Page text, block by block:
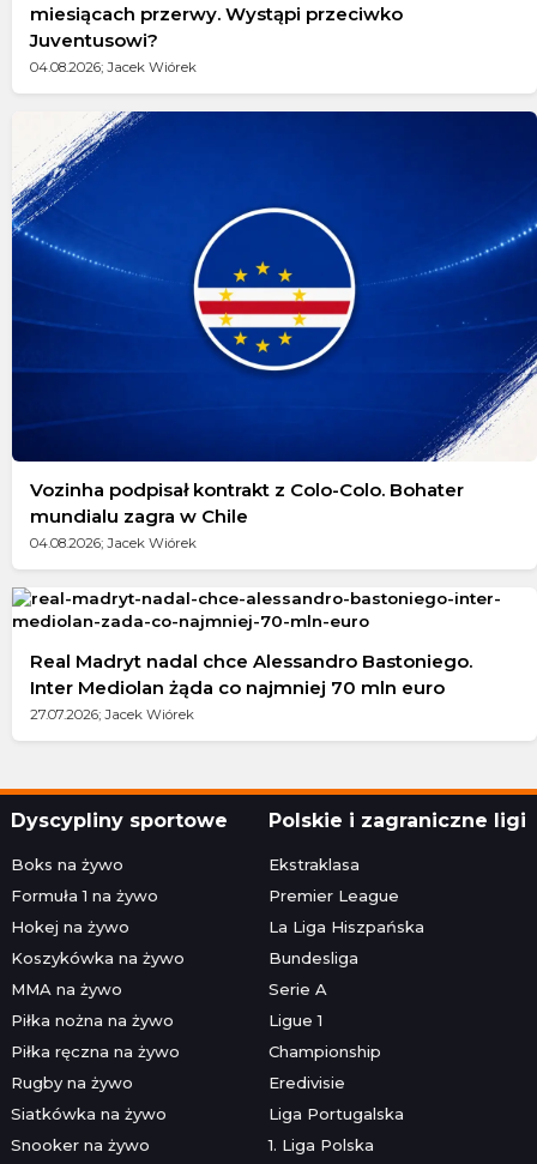
miesiącach przerwy. Wystąpi przeciwko
Juventusowi?
04.08.2026; Jacek Wiórek
Vozinha podpisał kontrakt z Colo-Colo. Bohater
mundialu zagra w Chile
04.08.2026; Jacek Wiórek
Real Madryt nadal chce Alessandro Bastoniego.
Inter Mediolan żąda co najmniej 70 mln euro
27.07.2026; Jacek Wiórek
Dyscypliny sportowe
Boks na żywo
Formuła 1 na żywo
Hokej na żywo
Koszykówka na żywo
MMA na żywo
Piłka nożna na żywo
Piłka ręczna na żywo
Rugby na żywo
Siatkówka na żywo
Snooker na żywo
Polskie i zagraniczne ligi
Ekstraklasa
Premier League
La Liga Hiszpańska
Bundesliga
Serie A
Ligue 1
Championship
Eredivisie
Liga Portugalska
1. Liga Polska